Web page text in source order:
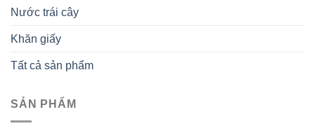
Nước trái cây
Khăn giấy
Tất cả sản phẩm
SẢN PHẨM